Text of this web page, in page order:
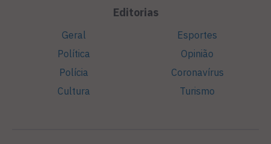
Editorias
Geral
Política
Polícia
Cultura
Esportes
Opinião
Coronavírus
Turismo